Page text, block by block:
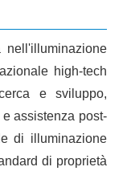
high-tech
e sviluppo,
assistenza post-
di illuminazione
di proprietà